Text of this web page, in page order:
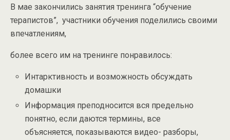
В мае закончились занятия тренинга “обучение
терапистов”, участники обучения поделились своими
впечатлениям,
более всего им на тренинге понравилось:
Интарктивность и возможность обсуждать
домашки
Информация преподносится вся предельно
понятно, если даются термины, все
объясняется, показываются видео- разборы,